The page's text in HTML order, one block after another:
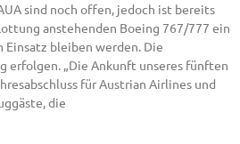
sind noch offen, jedoch ist bereits
anstehenden Boeing 767/777 ein
bleiben werden. Die
erfolgen. „Die Ankunft unseres fünften
für Austrian Airlines und
die